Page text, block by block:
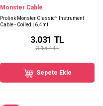
Monster Cable
Prolink Monster Classic™ Instrument
Cable - Coiled | 6.4mt
3.157 TL
3.031 TL
Sepete Ekle